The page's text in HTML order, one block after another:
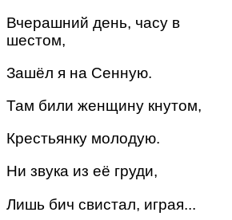
Вчерашний день, часу в
шестом,
Зашёл я на Сенную.
Там били женщину кнутом,
Крестьянку молодую.
Ни звука из её груди,
Лишь бич свистал, играя...